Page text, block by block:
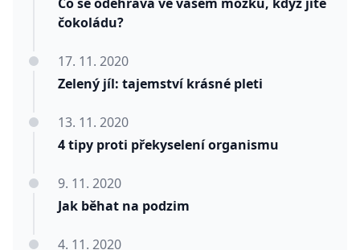
čokoládu?
Zelený jíl: tajemství krásné pleti
17. 11. 2020
4 tipy proti překyselení organismu
13. 11. 2020
Jak běhat na podzim
9. 11. 2020
4. 11. 2020